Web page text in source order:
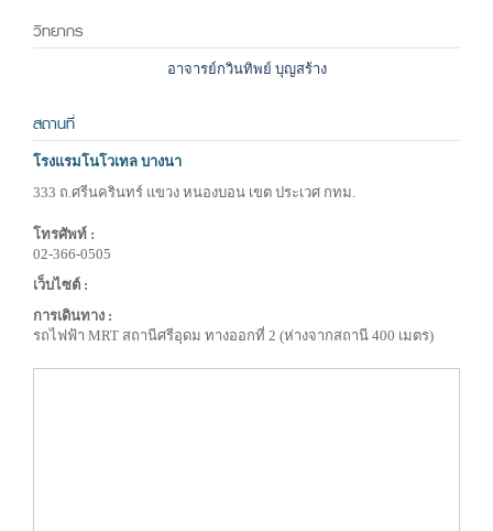
วิทยากร
อาจารย์กวินทิพย์ บุญสร้าง
สถานที่
โรงแรมโนโวเทล บางนา
333 ถ.ศรีนครินทร์ แขวง หนองบอน เขต ประเวศ กทม.
โทรศัพท์ :
02-366-0505
เว็บไซต์ :
การเดินทาง :
รถไฟฟ้า MRT สถานีศรีอุดม ทางออกที่ 2 (ห่างจากสถานี 400 เมตร)